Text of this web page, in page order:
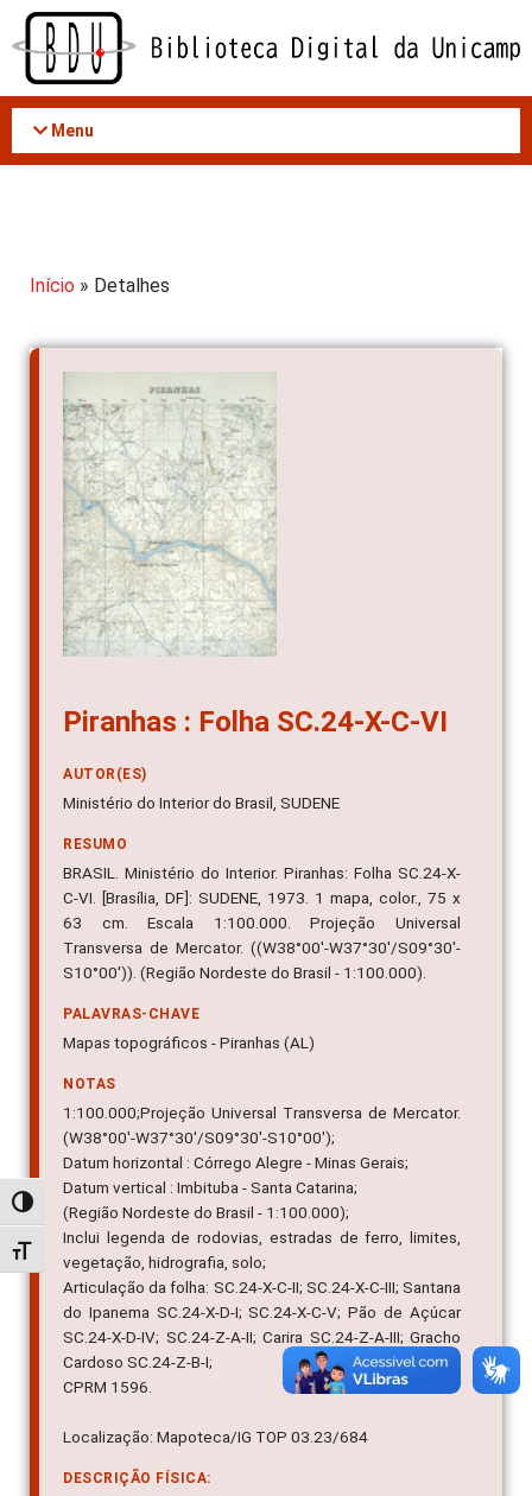
Acessar
conteúdo
Alternar alto contraste
Alternar tamanho da fonte
Menu
Início » Detalhes
Piranhas : Folha SC.24-X-C-VI
AUTOR(ES)
Ministério do Interior do Brasil, SUDENE
RESUMO
BRASIL. Ministério do Interior. Piranhas: Folha SC.24-X-
C-VI. [Brasília, DF]: SUDENE, 1973. 1 mapa, color., 75 x
63 cm. Escala 1:100.000. Projeção Universal
Transversa de Mercator. ((W38°00'-W37°30'/S09°30'-
S10°00')). (Região Nordeste do Brasil - 1:100.000).
PALAVRAS-CHAVE
Mapas topográficos - Piranhas (AL)
NOTAS
1:100.000;Projeção Universal Transversa de Mercator.
(W38°00'-W37°30'/S09°30'-S10°00');
Datum horizontal : Córrego Alegre - Minas Gerais;
Datum vertical : Imbituba - Santa Catarina;
(Região Nordeste do Brasil - 1:100.000);
Inclui legenda de rodovias, estradas de ferro, limites,
vegetação, hidrografia, solo;
Articulação da folha: SC.24-X-C-II; SC.24-X-C-III; Santana
do Ipanema SC.24-X-D-I; SC.24-X-C-V; Pão de Açúcar
SC.24-X-D-IV; SC.24-Z-A-II; Carira SC.24-Z-A-III; Gracho
Cardoso SC.24-Z-B-I;
CPRM 1596.
Localização: Mapoteca/IG TOP 03.23/684
DESCRIÇÃO FÍSICA: